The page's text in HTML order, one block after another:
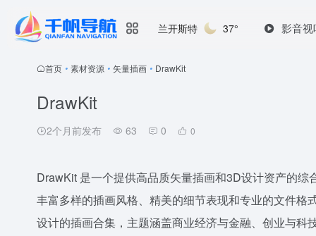
兰开斯特 37° 影音视
首页 • 素材资源 • 矢量插画 • DrawKit
DrawKit
2个月前发布 63 0 0
DrawKit 是一个提供高品质矢量插画和3D设计资产的
丰富多样的插画风格、精美的细节表现和专业的文件
设计的插画合集，主题涵盖商业经济与金融、创业与